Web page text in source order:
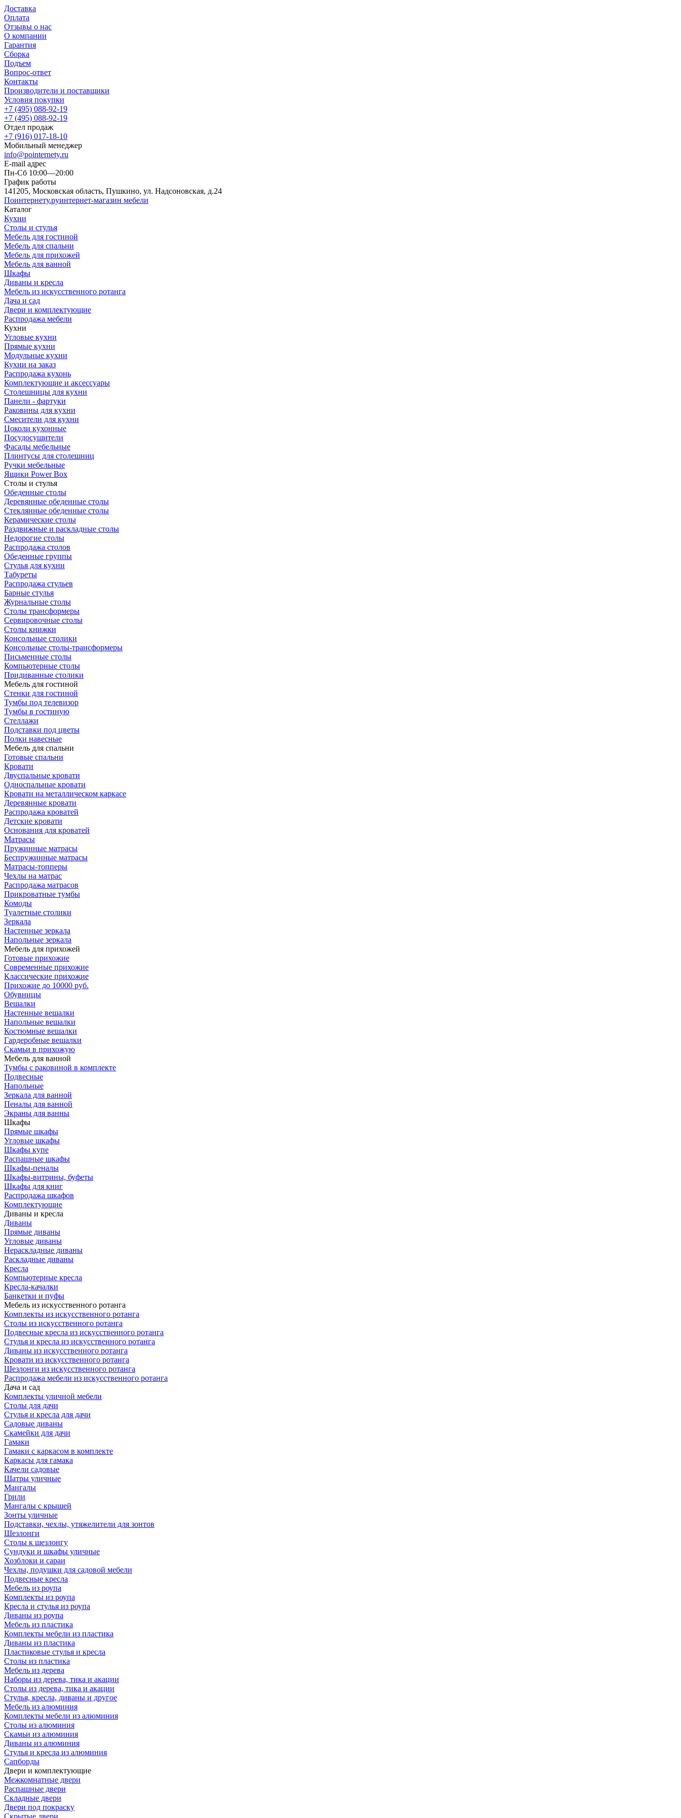
Доставка
Оплата
Отзывы о нас
О компании
Гарантия
Сборка
Подъем
Вопрос-ответ
Контакты
Производители и поставщики
Условия покупки
+7 (495) 088-92-19
+7 (495) 088-92-19
Отдел продаж
+7 (916) 017-18-10
Мобильный менеджер
info@pointernety.ru
E-mail адрес
Пн-Сб 10:00—20:00
График работы
141205, Московская область, Пушкино, ул. Надсоновская, д.24
Поинтернету.руинтернет-магазин мебели
Каталог
Кухни
Столы и стулья
Мебель для гостиной
Мебель для спальни
Мебель для прихожей
Мебель для ванной
Шкафы
Диваны и кресла
Мебель из искусственного ротанга
Дача и сад
Двери и комплектующие
Распродажа мебели
Кухни
Угловые кухни
Прямые кухни
Модульные кухни
Кухни на заказ
Распродажа кухонь
Комплектующие и аксессуары
Столешницы для кухни
Панели - фартуки
Раковины для кухни
Смесители для кухни
Цоколи кухонные
Посудосушители
Фасады мебельные
Плинтусы для столешниц
Ручки мебельные
Ящики Power Box
Столы и стулья
Обеденные столы
Деревянные обеденные столы
Стеклянные обеденные столы
Керамические столы
Раздвижные и раскладные столы
Недорогие столы
Распродажа столов
Обеденные группы
Стулья для кухни
Табуреты
Распродажа стульев
Барные стулья
Журнальные столы
Столы трансформеры
Сервировочные столы
Столы книжки
Консольные столики
Консольные столы-трансформеры
Письменные столы
Компьютерные столы
Придиванные столики
Мебель для гостиной
Стенки для гостиной
Тумбы под телевизор
Тумбы в гостиную
Стеллажи
Подставки под цветы
Полки навесные
Мебель для спальни
Готовые спальни
Кровати
Двуспальные кровати
Односпальные кровати
Кровати на металлическом каркасе
Деревянные кровати
Распродажа кроватей
Детские кровати
Основания для кроватей
Матрасы
Пружинные матрасы
Беспружинные матрасы
Матрасы-топперы
Чехлы на матрас
Распродажа матрасов
Прикроватные тумбы
Комоды
Туалетные столики
Зеркала
Настенные зеркала
Напольные зеркала
Мебель для прихожей
Готовые прихожие
Современные прихожие
Классические прихожие
Прихожие до 10000 руб.
Обувницы
Вешалки
Настенные вешалки
Напольные вешалки
Костюмные вешалки
Гардеробные вешалки
Скамьи в прихожую
Мебель для ванной
Тумбы c раковиной в комплекте
Подвесные
Напольные
Зеркала для ванной
Пеналы для ванной
Экраны для ванны
Шкафы
Прямые шкафы
Угловые шкафы
Шкафы купе
Распашные шкафы
Шкафы-пеналы
Шкафы-витрины, буфеты
Шкафы для книг
Распродажа шкафов
Комплектующие
Диваны и кресла
Диваны
Прямые диваны
Угловые диваны
Нераскладные диваны
Раскладные диваны
Кресла
Компьютерные кресла
Кресла-качалки
Банкетки и пуфы
Мебель из искусственного ротанга
Комплекты из искусственного ротанга
Столы из искусственного ротанга
Подвесные кресла из искусственного ротанга
Стулья и кресла из искусственного ротанга
Диваны из искусственного ротанга
Кровати из искусственного ротанга
Шезлонги из искусственного ротанга
Распродажа мебели из искусственного ротанга
Дача и сад
Комплекты уличной мебели
Столы для дачи
Стулья и кресла для дачи
Садовые диваны
Скамейки для дачи
Гамаки
Гамаки с каркасом в комплекте
Каркасы для гамака
Качели садовые
Шатры уличные
Мангалы
Грили
Мангалы с крышей
Зонты уличные
Подставки, чехлы, утяжелители для зонтов
Шезлонги
Столы к шезлонгу
Сундуки и шкафы уличные
Хозблоки и сараи
Чехлы, подушки для садовой мебели
Подвесные кресла
Мебель из роупа
Комплекты из роупа
Кресла и стулья из роупа
Диваны из роупа
Мебель из пластика
Комплекты мебели из пластика
Диваны из пластика
Пластиковые стулья и кресла
Столы из пластика
Мебель из дерева
Наборы из дерева, тика и акации
Столы из дерева, тика и акации
Стулья, кресла, диваны и другое
Мебель из алюминия
Комплекты мебели из алюминия
Столы из алюминия
Скамьи из алюминия
Диваны из алюминия
Стулья и кресла из алюминия
Сапборды
Двери и комплектующие
Межкомнатные двери
Распашные двери
Складные двери
Двери под покраску
Скрытые двери